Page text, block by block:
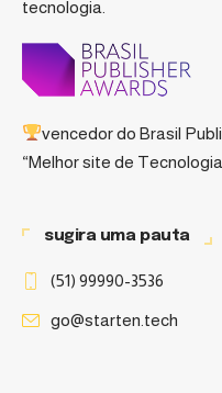
tecnologia.
vencedor do Brasil
“Melhor site de
sugira uma pauta
(51) 99990-3536
go@starten.tech